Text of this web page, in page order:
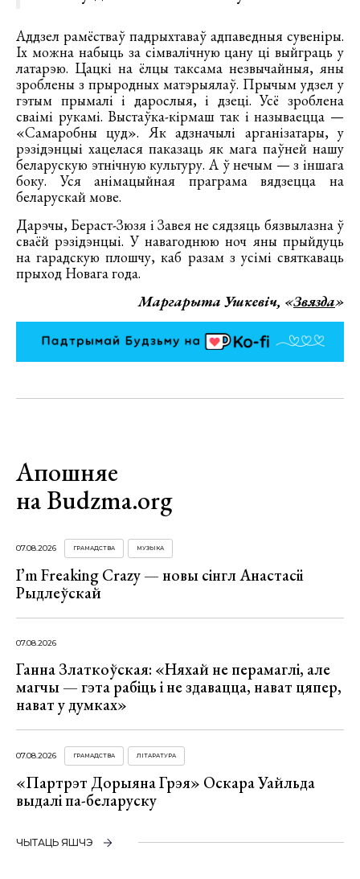
Аддзел рамёстваў падрыхтаваў адпаведныя сувеніры.
Іх можна набыць за сімвалічную цану ці выйграць у
латарэю. Цацкі на ёлцы таксама незвычайныя, яны
зроблены з прыродных матэрыялаў. Прычым удзел у
гэтым прымалі і дарослыя, і дзеці. Усё зроблена
сваімі рукамі. Выстаўка-кірмаш так і называецца —
«Самаробны цуд». Як адзначылі арганізатары, у
рэзідэнцыі хацелася паказаць як мага паўней нашу
беларускую этнічную культуру. А ў нечым — з іншага
боку. Уся анімацыйная праграма вядзецца на
беларускай мове.
Дарэчы, Бераст-Зюзя і Завея не сядзяць бязвылазна ў
сваёй рэзідэнцыі. У навагоднюю ноч яны прыйдуць
на гарадскую плошчу, каб разам з усімі святкаваць
прыход Новага года.
Маргарыта Ушкевіч, «Звязда»
Апошняе
на Budzma.org
07.08.2026 ГРАМАДСТВА МУЗЫКА
I’m Freaking Crazy — новы сінгл Анастасіі
Рыдлеўскай
07.08.2026
Ганна Златкоўская: «Няхай не перамаглі, але
магчы — гэта рабіць і не здавацца, нават цяпер,
нават у думках»
07.08.2026 ГРАМАДСТВА ЛІТАРАТУРА
«Партрэт Дорыяна Грэя» Оскара Уайльда
выдалі па-беларуску
ЧЫТАЦЬ ЯШЧЭ